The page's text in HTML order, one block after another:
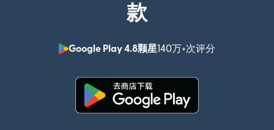
款
Google Play 4.8颗星140万+次评分